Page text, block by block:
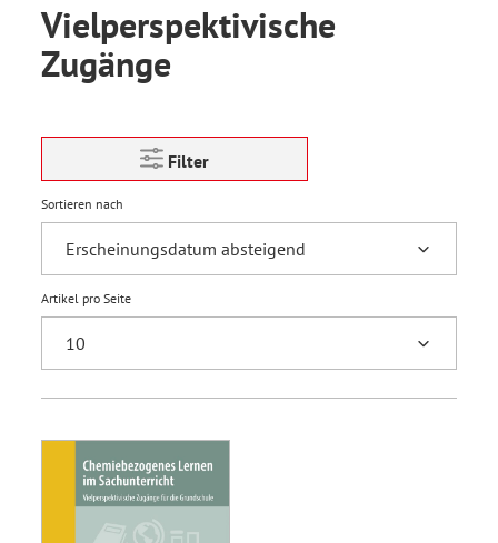
Vielperspektivische
Zugänge
Filter
Sortieren nach
Artikel pro Seite